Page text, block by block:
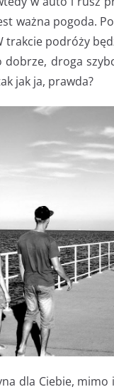
ważna pogoda.
trakcie podróży
dobrze, droga
jak ja, prawda?
dla Ciebie,